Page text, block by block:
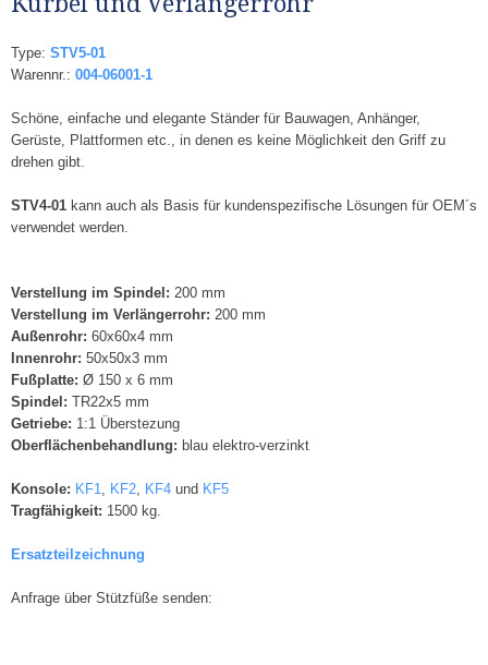
Type: STV5-01
Warennr.: 004-06001-1
Schöne, einfache und elegante Ständer für Bauwagen, Anhänger,
Gerüste, Plattformen etc., in denen es keine Möglichkeit den Griff zu
drehen gibt.
STV4-01kann auch als Basis für kundenspezifische Lösungen für OEM´s
verwendet werden.
Verstellung im Spindel: 200 mm
Verstellung im Verlängerrohr: 200 mm
Außenrohr: 60x60x4 mm
Innenrohr: 50x50x3 mm
Fußplatte: Ø 150 x 6 mm
Spindel: TR22x5 mm
Getriebe: 1:1 Überstezung
Oberflächenbehandlung: blau elektro-verzinkt
Konsole: KF1 KF2, KF4und KF5
Tragfähigkeit: 1500 kg.
Ersatzteilzeichnung
Anfrage über Stützfüße senden: